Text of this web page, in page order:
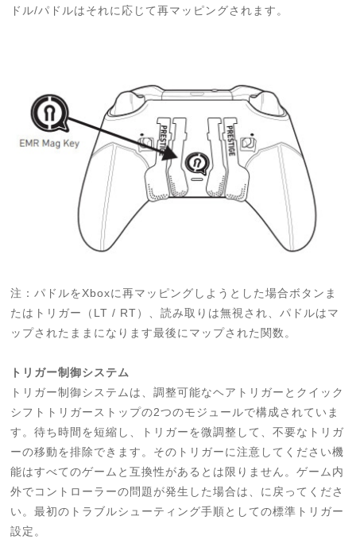
ドル/パドルはそれに応じて再マッピングされます。
注：パドルをXboxに再マッピングしようとした場合ボタンま
たはトリガー（LT / RT）、読み取りは無視され、パドルはマ
ップされたままになります最後にマップされた関数。
トリガー制御システム
トリガー制御システムは、調整可能なヘアトリガーとクイック
シフトトリガーストップの2つのモジュールで構成されていま
す。待ち時間を短縮し、トリガーを微調整して、不要なトリガ
ーの移動を排除できます。そのトリガーに注意してください機
能はすべてのゲームと互換性があるとは限りません。ゲーム内
外でコントローラーの問題が発生した場合は、に戻ってくださ
い。最初のトラブルシューティング手順としての標準トリガー
設定。